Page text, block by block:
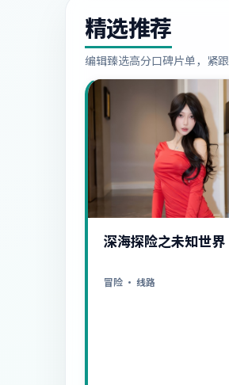
精选推荐
编辑臻选高分口碑片单，紧
深海探险之未知世界
冒险 · 线路